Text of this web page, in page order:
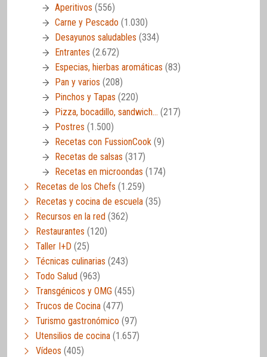
Aperitivos (556)
Carne y Pescado (1.030)
Desayunos saludables (334)
Entrantes (2.672)
Especias, hierbas aromáticas (83)
Pan y varios (208)
Pinchos y Tapas (220)
Pizza, bocadillo, sandwich… (217)
Postres (1.500)
Recetas con FussionCook (9)
Recetas de salsas (317)
Recetas en microondas (174)
Recetas de los Chefs (1.259)
Recetas y cocina de escuela (35)
Recursos en la red (362)
Restaurantes (120)
Taller I+D (25)
Técnicas culinarias (243)
Todo Salud (963)
Transgénicos y OMG (455)
Trucos de Cocina (477)
Turismo gastronómico (97)
Utensilios de cocina (1.657)
Vídeos (405)